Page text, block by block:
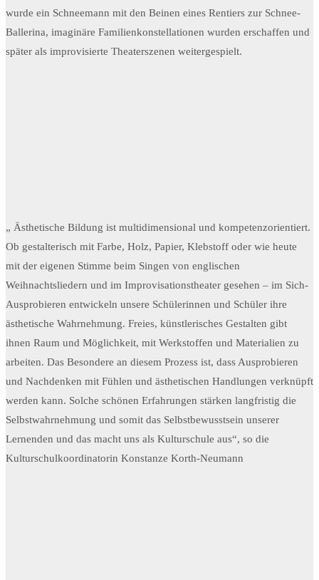
wurde ein Schneemann mit den Beinen eines Rentiers zur Schnee-
Ballerina, imaginäre Familienkonstellationen wurden erschaffen und
später als improvisierte Theaterszenen weitergespielt.
„ Ästhetische Bildung ist multidimensional und kompetenzorientiert.
Ob gestalterisch mit Farbe, Holz, Papier, Klebstoff oder wie heute
mit der eigenen Stimme beim Singen von englischen
Weihnachtsliedern und im Improvisationstheater gesehen – im Sich-
Ausprobieren entwickeln unsere Schülerinnen und Schüler ihre
ästhetische Wahrnehmung. Freies, künstlerisches Gestalten gibt
ihnen Raum und Möglichkeit, mit Werkstoffen und Materialien zu
arbeiten. Das Besondere an diesem Prozess ist, dass Ausprobieren
und Nachdenken mit Fühlen und ästhetischen Handlungen verknüpft
werden kann. Solche schönen Erfahrungen stärken langfristig die
Selbstwahrnehmung und somit das Selbstbewusstsein unserer
Lernenden und das macht uns als Kulturschule aus“, so die
Kulturschulkoordinatorin Konstanze Korth-Neumann